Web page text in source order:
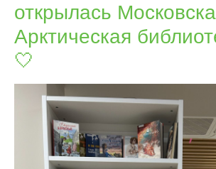
открылась
Арктическая
🤍